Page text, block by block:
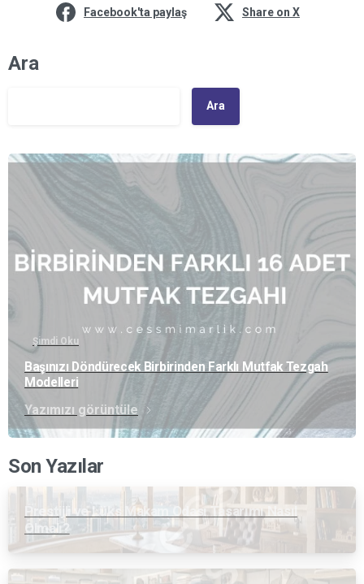
Facebook'ta paylaş Share on X
Ara
Ara
Şimdi Oku
Başınızı Döndürecek Birbirinden Farklı Mutfak Tezgah
Modelleri
Yazımızı görüntüle
Son Yazılar
Prestijli ve Lüks Makam Odası Tasarımı Nasıl
Olmalı?